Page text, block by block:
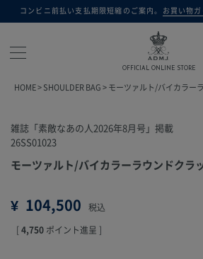
コンビニ前払い支払期限短縮のご案内。 お買い物
OFFICIAL ONLINE STORE
検索
HOME SHOULDER BAG モーツァルト/バイカラー
雑誌「素敵なあの人2026年8月号」掲載
26SS01023
モーツァルト/バイカラーラウンドクラ
¥ 104,500
税込
[ 4,750 ポイント進呈 ]